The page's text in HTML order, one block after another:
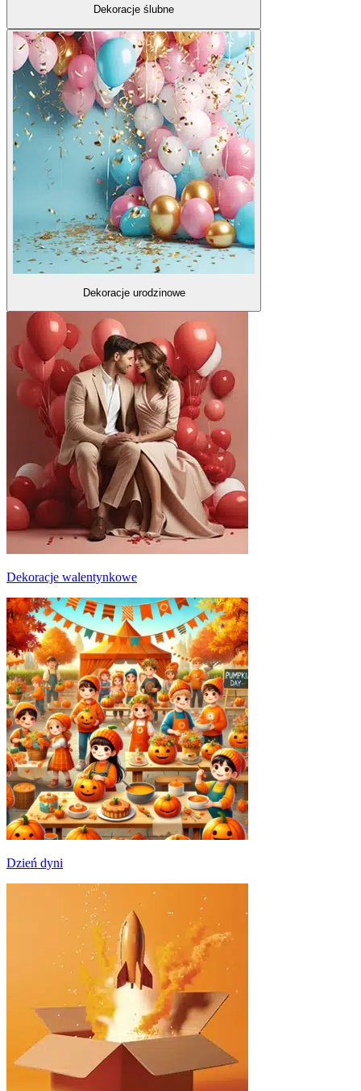
Dekoracje ślubne
Dekoracje urodzinowe
Dekoracje walentynkowe
Dzień dyni